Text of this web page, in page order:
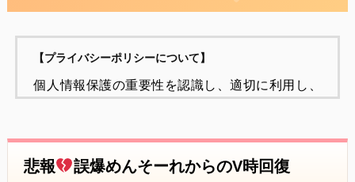
【プライバシーポリシーについて】
個人情報保護の重要性を認識し、適切に利用し、
悲報 誤爆めんそーれからのV時回復